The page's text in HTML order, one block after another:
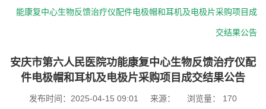
能康复中心生物反馈治疗仪配件电极帽和耳机及电极片采购项目成
交结果公告
安庆市第六人民医院功能康复中心生物反馈治疗仪配
件电极帽和耳机及电极片采购项目成交结果公告
发布时间：2025-04-15 09:01 来源： 浏览量： 170